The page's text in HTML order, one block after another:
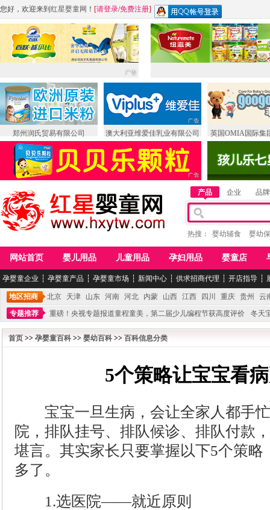
您好，欢迎来到 红星婴童网 ！ [请登录/免费注册]
郑州润氏贸易有限公司 澳大利亚维爱佳乳业有限公司 英国OMIA国际集
产品 企业 品牌
热搜： 婴幼辅食 婴幼
网站首页 婴儿用品 儿童用品 孕妇用品 婴童店
孕婴童企业 ┆ 孕婴童产品 ┆ 孕婴童市场 ┆ 新闻中心 ┆ 供求招商代理 ┆ 开店指导 ┆
地区招商 北京 天津 山东 河南 河北 内蒙 山西 江西 四川 重庆 贵州
云
专题推荐
重磅！央视专题报道童程童美，第二届少儿编程节获高度评价
冬天
不能再单纯地销售产品,而要向增强服务转型,毕竟母婴产品比较特殊。”
妇幼广场
首页 >> 孕婴童百科>> 婴幼百科>> 百科信息分类
5个策略让宝宝看
宝宝一旦生病，会让全家人都手忙
院，排队挂号、排队候诊、排队付款
堪言。其实家长只要掌握以下5个策略
多了。
1.选医院——就近原则